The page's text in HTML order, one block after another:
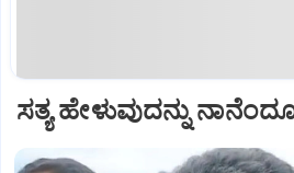
ಸತ್ಯ ಹೇಳುವುದನ್ನು